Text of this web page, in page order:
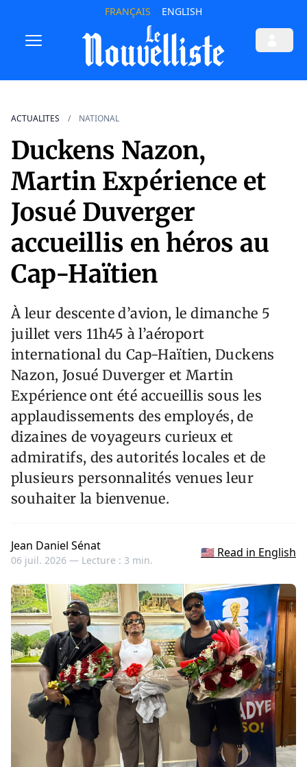
FRANÇAIS ENGLISH
ACTUALITES NATIONAL
Duckens Nazon,
Martin Expérience et
Josué Duverger
accueillis en héros au
Cap-Haïtien
À leur descente d’avion, le dimanche 5
juillet vers 11h45 à l’aéroport
international du Cap-Haïtien, Duckens
Nazon, Josué Duverger et Martin
Expérience ont été accueillis sous les
applaudissements des employés, de
dizaines de voyageurs curieux et
admiratifs, des autorités locales et de
plusieurs personnalités venues leur
souhaiter la bienvenue.
Jean Daniel Sénat
06 juil. 2026 — Lecture : 3 min.
🇺🇸 Read in English